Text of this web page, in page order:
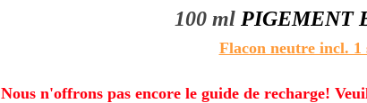
100 ml PIGEMENT
Flacon neutre incl. 1
Nous n'offrons pas encore le guide de recharge!